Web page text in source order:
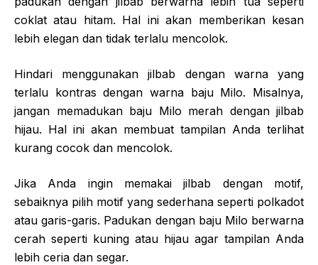
coklat atau hitam. Hal ini akan memberikan kesan
lebih elegan dan tidak terlalu mencolok.
Hindari menggunakan jilbab dengan warna yang
terlalu kontras dengan warna baju Milo. Misalnya,
jangan memadukan baju Milo merah dengan jilbab
hijau. Hal ini akan membuat tampilan Anda terlihat
kurang cocok dan mencolok.
Jika Anda ingin memakai jilbab dengan motif,
sebaiknya pilih motif yang sederhana seperti polkadot
atau garis-garis. Padukan dengan baju Milo berwarna
cerah seperti kuning atau hijau agar tampilan Anda
lebih ceria dan segar.